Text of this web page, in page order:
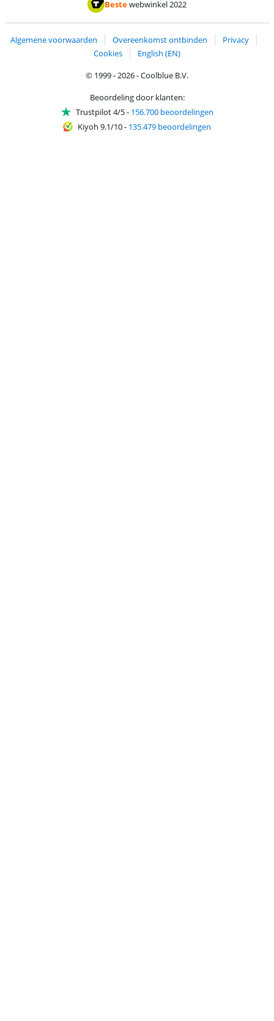
Bestewebwinkel 2022
Algemene voorwaarden Overeenkomst ontbinden
Privacy
Cookies
English (EN)
© 1999 - 2026 - Coolblue B.V.
Beoordeling door klanten:
Trustpilot 4/5- 156.700 beoordelingen
Kiyoh 9.1/10- 135.479 beoordelingen